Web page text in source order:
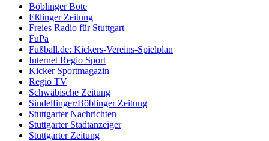
Böblinger Bote
Eßlinger Zeitung
Freies Radio für Stuttgart
FuPa
Fußball.de: Kickers-Vereins-Spielplan
Internet Regio Sport
Kicker Sportmagazin
Regio TV
Schwäbische Zeitung
Sindelfinger/Böblinger Zeitung
Stuttgarter Nachrichten
Stuttgarter Stadtanzeiger
Stuttgarter Zeitung